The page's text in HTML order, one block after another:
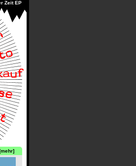
Zeit EP